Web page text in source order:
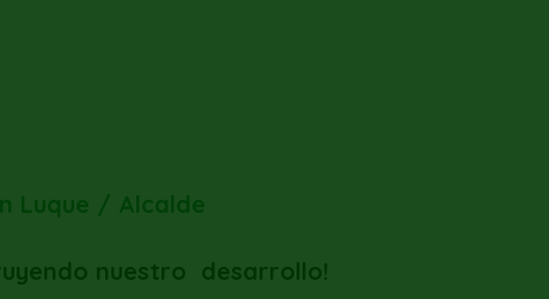
Luque / Alcalde
nuestro desarrollo!